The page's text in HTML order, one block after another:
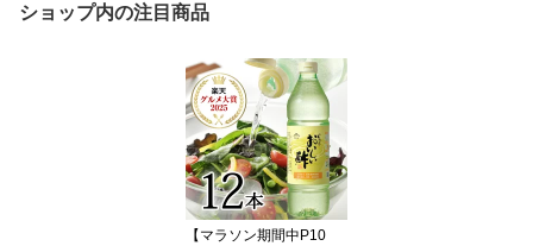
ショップ内の注目商品
【マラソン期間中P10